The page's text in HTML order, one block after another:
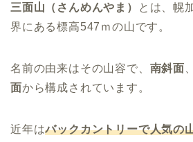
三面山（さんめんやま）
とは、幌
界にある標高547ｍの山です。
名前の由来はその山容で、 南斜面
面から構成されています。
近年はバックカントリーで人気の